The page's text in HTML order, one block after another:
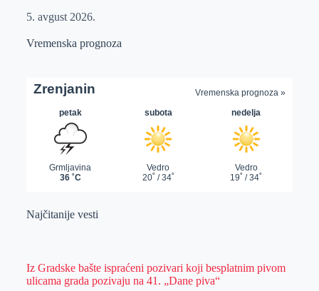
5. avgust 2026.
Vremenska prognoza
Najčitanije vesti
Iz Gradske bašte ispraćeni pozivari koji besplatnim pivom
ulicama grada pozivaju na 41. „Dane piva“